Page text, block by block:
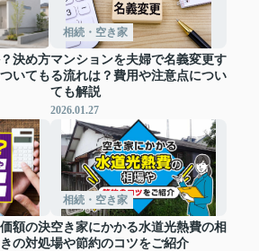
決め方
いても
相続・空き家
マンションを夫婦で名義変更す
る流れは？費用や注意点につい
ても解説
2026.01.27
額の決
の対処
相続・空き家
空き家にかかる水道光熱費の相
場や節約のコツをご紹介